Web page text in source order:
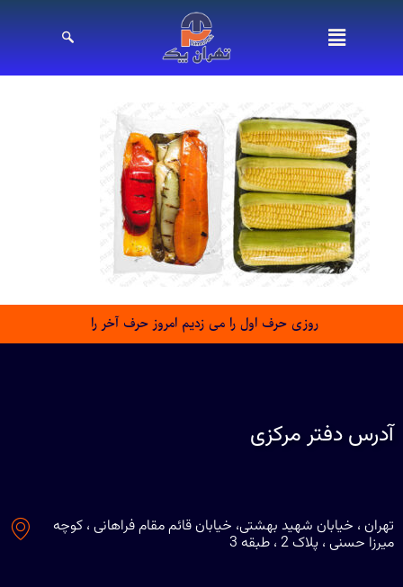
روزی حرف اول را می زدیم امروز حرف آخر را
آدرس دفتر مرکزی
تهران ، خیابان شهید بهشتی، خیابان قائم مقام فراهانی ، کوچه
میرزا حسنی ، پلاک 2 ، طبقه 3